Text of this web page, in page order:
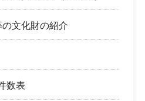
文化財の紹介
数表